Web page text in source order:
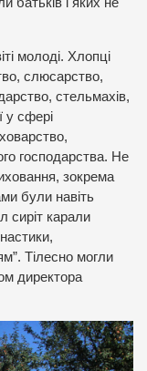
батьків і яких не
молоді. Хлопці
слюсарство,
стельмахів,
у сфері
господарства. Не
зокрема
були навіть
сиріт карали
Тілесно могли
директора